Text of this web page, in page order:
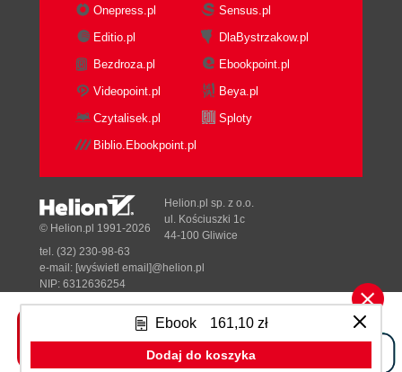
Ebook 161,10 zł
Dodaj do koszyka
Onepress.pl
Sensus.pl
Editio.pl
DlaBystrzakow.pl
Bezdroza.pl
Ebookpoint.pl
Videopoint.pl
Beya.pl
Czytalisek.pl
Sploty
Biblio.Ebookpoint.pl
Tonik.pl
© Helion.pl 1991-2026
Helion.pl sp. z o.o.
ul. Kościuszki 1c
44-100 Gliwice
tel. (32) 230-98-63
e-mail: [wyświetl email]@helion.pl
NIP: 6312636254